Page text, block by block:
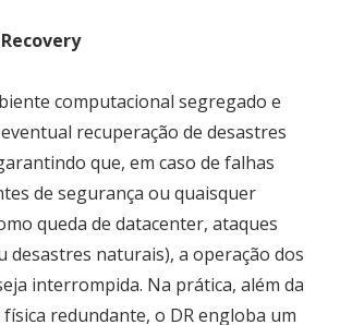
computacional segregado e
recuperação de desastres
que, em caso de falhas
de segurança ou quaisquer
queda de datacenter, ataques
desastres naturais), a operação dos
interrompida. Na prática, além da
redundante, o DR engloba um